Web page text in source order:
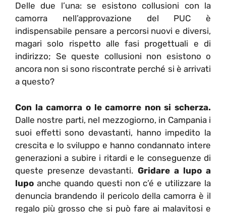
Delle due l’una: se esistono collusioni con la
camorra nell’approvazione del PUC è
indispensabile pensare a percorsi nuovi e diversi,
magari solo rispetto alle fasi progettuali e di
indirizzo; Se queste collusioni non esistono o
ancora non si sono riscontrate perché si è arrivati
a questo?
Con la camorra o le camorre non si scherza.
Dalle nostre parti, nel mezzogiorno, in Campania i
suoi effetti sono devastanti, hanno impedito la
crescita e lo sviluppo e hanno condannato intere
generazioni a subire i ritardi e le conseguenze di
queste presenze devastanti. Gridare a lupo a
lupo anche quando questi non c’é e utilizzare la
denuncia brandendo il pericolo della camorra è il
regalo più grosso che si può fare ai malavitosi e